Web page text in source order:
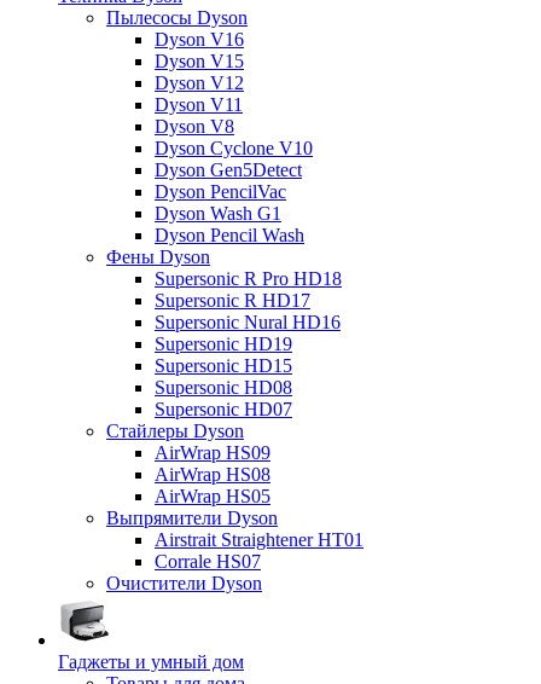
Пылесосы Dyson
Dyson V16
Dyson V15
Dyson V12
Dyson V11
Dyson V8
Dyson Cyclone V10
Dyson Gen5Detect
Dyson PencilVac
Dyson Wash G1
Dyson Pencil Wash
Фены Dyson
Supersonic R Pro HD18
Supersonic R HD17
Supersonic Nural HD16
Supersonic HD19
Supersonic HD15
Supersonic HD08
Supersonic HD07
Стайлеры Dyson
AirWrap HS09
AirWrap HS08
AirWrap HS05
Выпрямители Dyson
Airstrait Straightener HT01
Corrale HS07
Очистители Dyson
Гаджеты и умный дом